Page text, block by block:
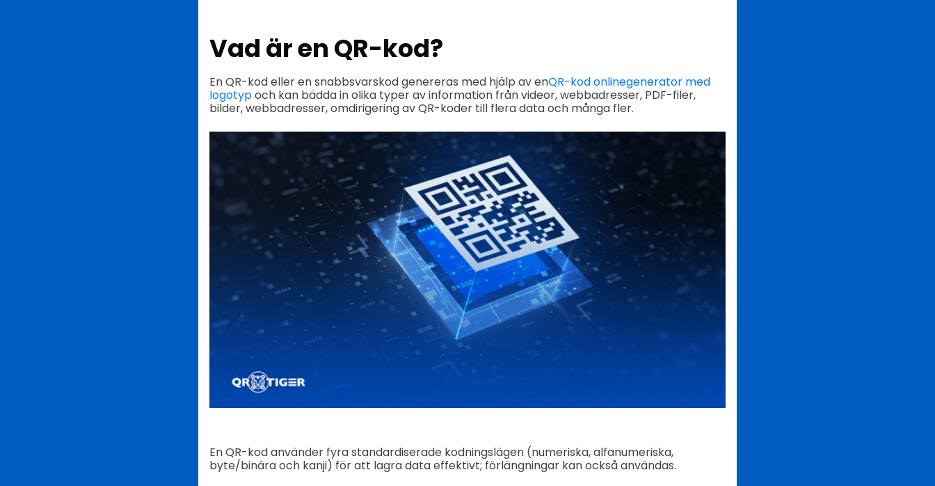
Vad är en QR-kod?
En QR-kod eller en snabbsvarskod genereras med hjälp av enQR-kod onlinegenerator med
logotypoch kan bädda in olika typer av information från videor, webbadresser, PDF-filer,
bilder, webbadresser, omdirigering av QR-koder till flera data och många fler.
En QR-kod använder fyra standardiserade kodningslägen (numeriska, alfanumeriska,
byte/binära och kanji) för att lagra data effektivt; förlängningar kan också användas.